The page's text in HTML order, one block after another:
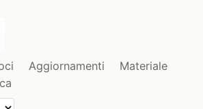
Aggiornamenti
Materiale